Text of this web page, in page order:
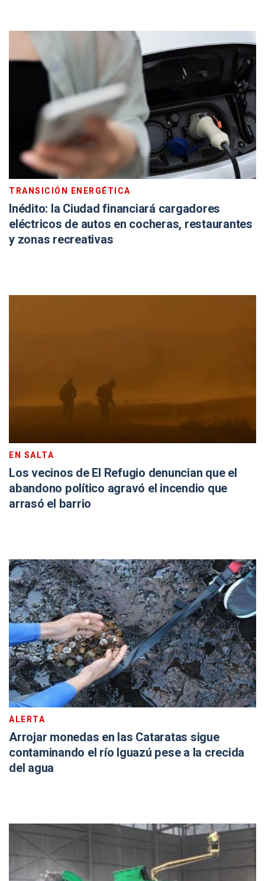
TRANSICIÓN ENERGÉTICA
Inédito: la Ciudad financiará cargadores
eléctricos de autos en cocheras, restaurantes
y zonas recreativas
EN SALTA
Los vecinos de El Refugio denuncian que el
abandono político agravó el incendio que
arrasó el barrio
ALERTA
Arrojar monedas en las Cataratas sigue
contaminando el río Iguazú pese a la crecida
del agua